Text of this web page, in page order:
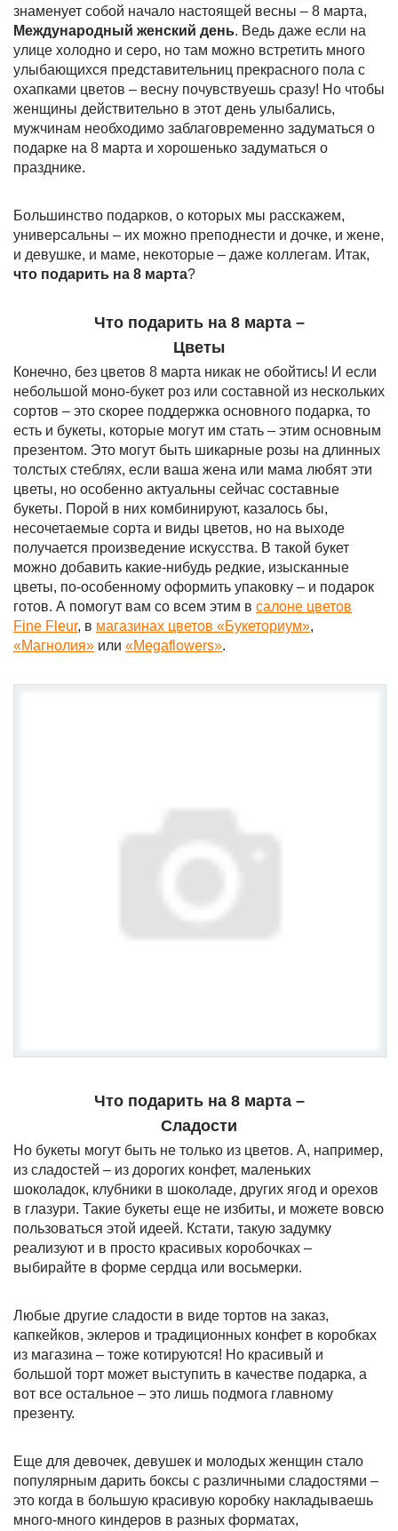
знаменует собой начало настоящей весны – 8 марта,
Международный женский день. Ведь даже если на
улице холодно и серо, но там можно встретить много
улыбающихся представительниц прекрасного пола с
охапками цветов – весну почувствуешь сразу! Но чтобы
женщины действительно в этот день улыбались,
мужчинам необходимо заблаговременно задуматься о
подарке на 8 марта и хорошенько задуматься о
празднике.
Большинство подарков, о которых мы расскажем,
универсальны – их можно преподнести и дочке, и жене,
и девушке, и маме, некоторые – даже коллегам. Итак,
что подарить на 8 марта?
Что подарить на 8 марта –
Цветы
Конечно, без цветов 8 марта никак не обойтись! И если
небольшой моно-букет роз или составной из нескольких
сортов – это скорее поддержка основного подарка, то
есть и букеты, которые могут им стать – этим основным
презентом. Это могут быть шикарные розы на длинных
толстых стеблях, если ваша жена или мама любят эти
цветы, но особенно актуальны сейчас составные
букеты. Порой в них комбинируют, казалось бы,
несочетаемые сорта и виды цветов, но на выходе
получается произведение искусства. В такой букет
можно добавить какие-нибудь редкие, изысканные
цветы, по-особенному оформить упаковку – и подарок
готов. А помогут вам со всем этим в салоне цветов
Fine Fleur, в магазинах цветов «Букеториум»,
«Магнолия» или «Megaflowers».
Что подарить на 8 марта –
Сладости
Но букеты могут быть не только из цветов. А, например,
из сладостей – из дорогих конфет, маленьких
шоколадок, клубники в шоколаде, других ягод и орехов
в глазури. Такие букеты еще не избиты, и можете вовсю
пользоваться этой идеей. Кстати, такую задумку
реализуют и в просто красивых коробочках –
выбирайте в форме сердца или восьмерки.
Любые другие сладости в виде тортов на заказ,
капкейков, эклеров и традиционных конфет в коробках
из магазина – тоже котируются! Но красивый и
большой торт может выступить в качестве подарка, а
вот все остальное – это лишь подмога главному
презенту.
Еще для девочек, девушек и молодых женщин стало
популярным дарить боксы с различными сладостями –
это когда в большую красивую коробку накладываешь
много-много киндеров в разных форматах,